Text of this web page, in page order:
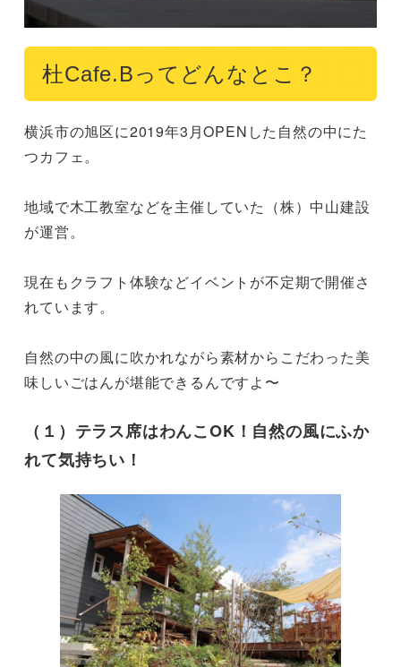
杜Cafe.Bってどんなとこ？
横浜市の旭区に2019年3月OPENした自然の中にた
つカフェ。
地域で木工教室などを主催していた（株）中山建設
が運営。
現在もクラフト体験などイベントが不定期で開催さ
れています。
自然の中の風に吹かれながら素材からこだわった美
味しいごはんが堪能できるんですよ〜
（１）テラス席はわんこOK！自然の風にふか
れて気持ちい！